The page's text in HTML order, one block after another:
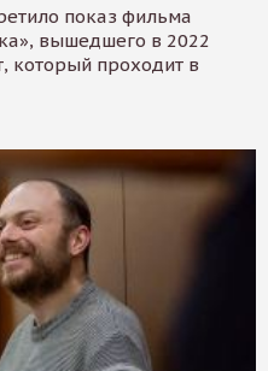
показ фильма
вышедшего в 2022
который проходит в